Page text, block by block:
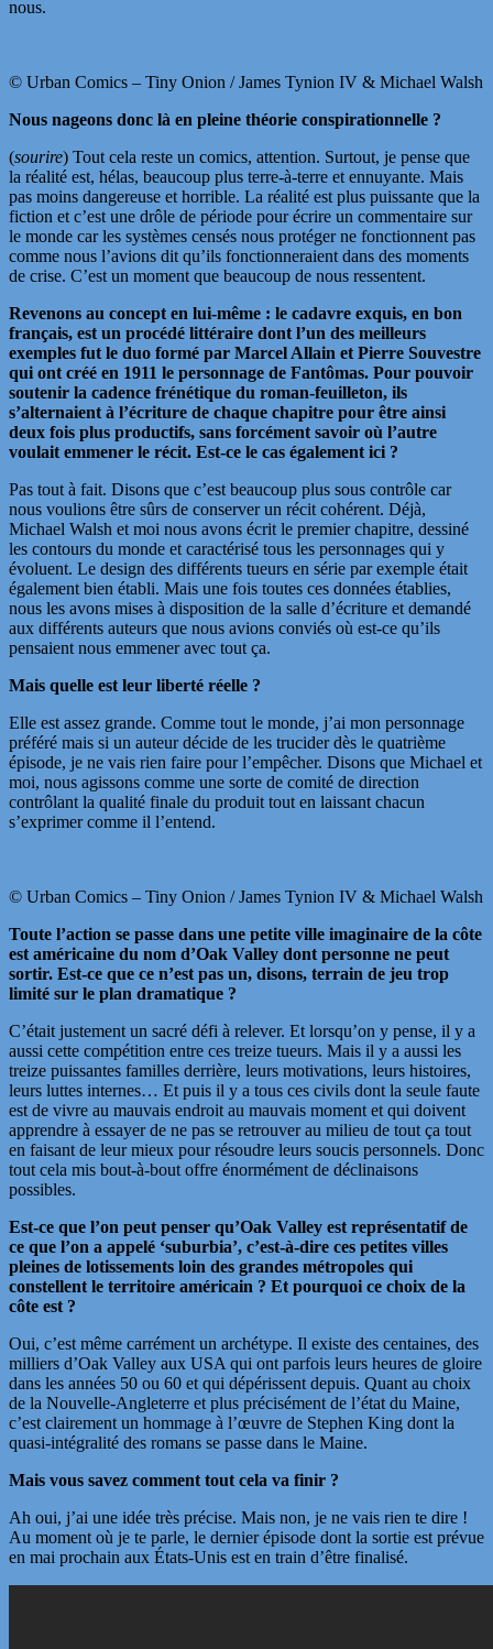
nous.
© Urban Comics – Tiny Onion / James Tynion IV & Michael Walsh
Nous nageons donc là en pleine théorie conspirationnelle ?
(sourire) Tout cela reste un comics, attention. Surtout, je pense que
la réalité est, hélas, beaucoup plus terre-à-terre et ennuyante. Mais
pas moins dangereuse et horrible. La réalité est plus puissante que la
fiction et c’est une drôle de période pour écrire un commentaire sur
le monde car les systèmes censés nous protéger ne fonctionnent pas
comme nous l’avions dit qu’ils fonctionneraient dans des moments
de crise. C’est un moment que beaucoup de nous ressentent.
Revenons au concept en lui-même : le cadavre exquis, en bon
français, est un procédé littéraire dont l’un des meilleurs
exemples fut le duo formé par Marcel Allain et Pierre Souvestre
qui ont créé en 1911 le personnage de Fantômas. Pour pouvoir
soutenir la cadence frénétique du roman-feuilleton, ils
s’alternaient à l’écriture de chaque chapitre pour être ainsi
deux fois plus productifs, sans forcément savoir où l’autre
voulait emmener le récit. Est-ce le cas également ici ?
Pas tout à fait. Disons que c’est beaucoup plus sous contrôle car
nous voulions être sûrs de conserver un récit cohérent. Déjà,
Michael Walsh et moi nous avons écrit le premier chapitre, dessiné
les contours du monde et caractérisé tous les personnages qui y
évoluent. Le design des différents tueurs en série par exemple était
également bien établi. Mais une fois toutes ces données établies,
nous les avons mises à disposition de la salle d’écriture et demandé
aux différents auteurs que nous avions conviés où est-ce qu’ils
pensaient nous emmener avec tout ça.
Mais quelle est leur liberté réelle ?
Elle est assez grande. Comme tout le monde, j’ai mon personnage
préféré mais si un auteur décide de les trucider dès le quatrième
épisode, je ne vais rien faire pour l’empêcher. Disons que Michael et
moi, nous agissons comme une sorte de comité de direction
contrôlant la qualité finale du produit tout en laissant chacun
s’exprimer comme il l’entend.
© Urban Comics – Tiny Onion / James Tynion IV & Michael Walsh
Toute l’action se passe dans une petite ville imaginaire de la côte
est américaine du nom d’Oak Valley dont personne ne peut
sortir. Est-ce que ce n’est pas un, disons, terrain de jeu trop
limité sur le plan dramatique ?
C’était justement un sacré défi à relever. Et lorsqu’on y pense, il y a
aussi cette compétition entre ces treize tueurs. Mais il y a aussi les
treize puissantes familles derrière, leurs motivations, leurs histoires,
leurs luttes internes… Et puis il y a tous ces civils dont la seule faute
est de vivre au mauvais endroit au mauvais moment et qui doivent
apprendre à essayer de ne pas se retrouver au milieu de tout ça tout
en faisant de leur mieux pour résoudre leurs soucis personnels. Donc
tout cela mis bout-à-bout offre énormément de déclinaisons
possibles.
Est-ce que l’on peut penser qu’Oak Valley est représentatif de
ce que l’on a appelé ‘suburbia’, c’est-à-dire ces petites villes
pleines de lotissements loin des grandes métropoles qui
constellent le territoire américain ? Et pourquoi ce choix de la
côte est ?
Oui, c’est même carrément un archétype. Il existe des centaines, des
milliers d’Oak Valley aux USA qui ont parfois leurs heures de gloire
dans les années 50 ou 60 et qui dépérissent depuis. Quant au choix
de la Nouvelle-Angleterre et plus précisément de l’état du Maine,
c’est clairement un hommage à l’œuvre de Stephen King dont la
quasi-intégralité des romans se passe dans le Maine.
Mais vous savez comment tout cela va finir ?
Ah oui, j’ai une idée très précise. Mais non, je ne vais rien te dire !
Au moment où je te parle, le dernier épisode dont la sortie est prévue
en mai prochain aux États-Unis est en train d’être finalisé.